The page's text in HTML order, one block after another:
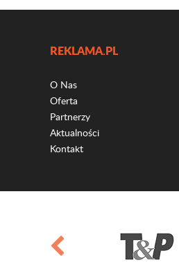
REKLAMA.PL
O Nas
Oferta
Partnerzy
Aktualności
Kontakt